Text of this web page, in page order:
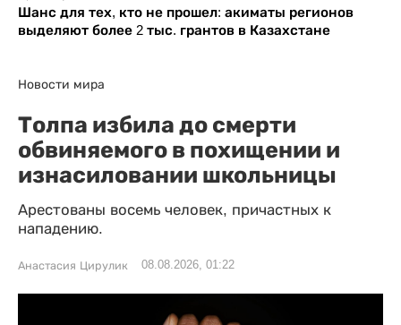
Шанс для тех, кто не прошел: акиматы регионов
выделяют более 2 тыс. грантов в Казахстане
Новости мира
Толпа избила до смерти
обвиняемого в похищении и
изнасиловании школьницы
Арестованы восемь человек, причастных к
нападению.
Анастасия Цирулик 08.08.2026, 01:22